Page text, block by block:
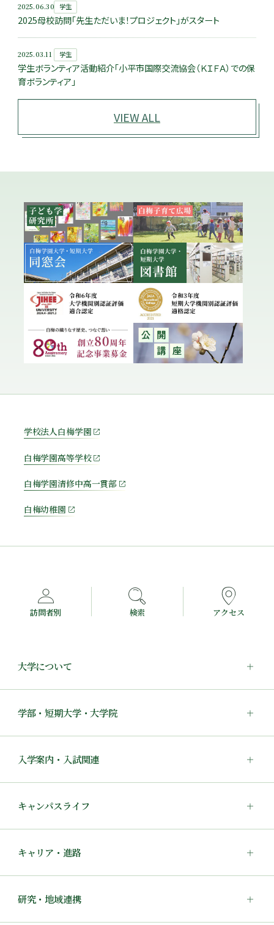
2025.06.30 学生
2025母校訪問「先生ただいま！プロジェクト」がスタート
2025.03.11 学生
学生ボランティア活動紹介「小平市国際交流協会（ＫＩＦＡ）での保
育ボランティア」
VIEW ALL
学校法人白梅学園
白梅学園高等学校
白梅学園清修中高一貫部
白梅幼稚園
訪問者別 検索 アクセス
大学について
学部・短期大学・大学院
入学案内・入試関連
キャンパスライフ
キャリア・進路
研究・地域連携